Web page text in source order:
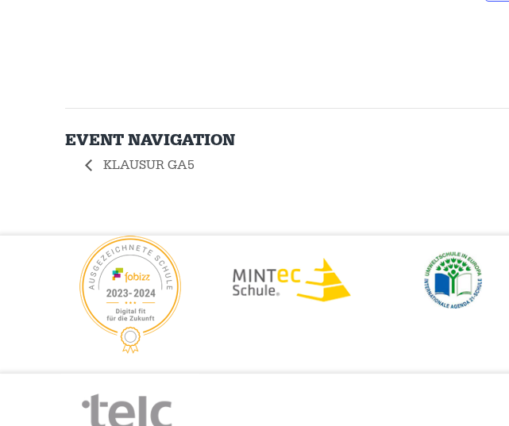
EVENT NAVIGATION
KLAUSUR GA5